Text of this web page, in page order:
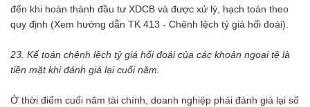
đến khi hoàn thành đầu tư XDCB và được xử lý, hạch toán theo
quy định (Xem hướng dẫn TK 413 - Chênh lệch tỷ giá hối đoái).
23. Kế toán chênh lệch tỷ giá hối đoái của các khoản ngoại tệ là
tiền mặt khi đánh giá lại cuối năm.
Ở thời điểm cuối năm tài chính, doanh nghiệp phải đánh giá lại số